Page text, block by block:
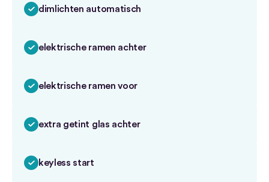
dimlichten automatisch
elektrische ramen achter
elektrische ramen voor
extra getint glas achter
keyless start